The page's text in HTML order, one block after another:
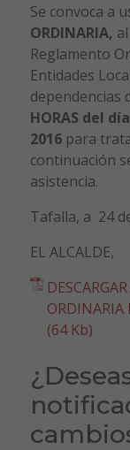
Se convoca a
ORDINARIA,
Reglamento
Entidades
dependencias
HORAS del
2016 para
continuación
asistencia.
Tafalla, a 24
EL ALCALDE,
ORDINARIA
(64 Kb)